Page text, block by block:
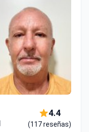
4.4
(117 reseñas)